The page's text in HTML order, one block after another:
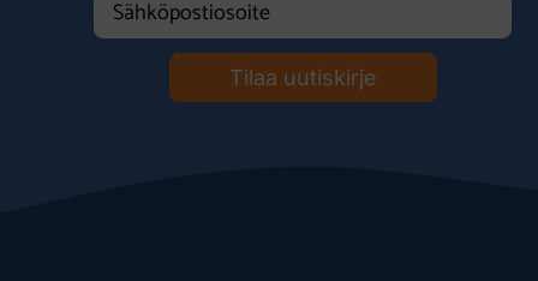
Tilaa uutiskirje